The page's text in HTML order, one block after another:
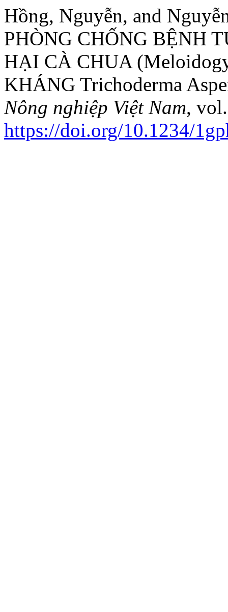
Hồng, Nguyễn, and
PHÒNG CHỐNG BỆNH
HẠI CÀ CHUA
KHÁNG Trichoderma
Nông nghiệp Việt Nam,
https://doi.org/10.1234/